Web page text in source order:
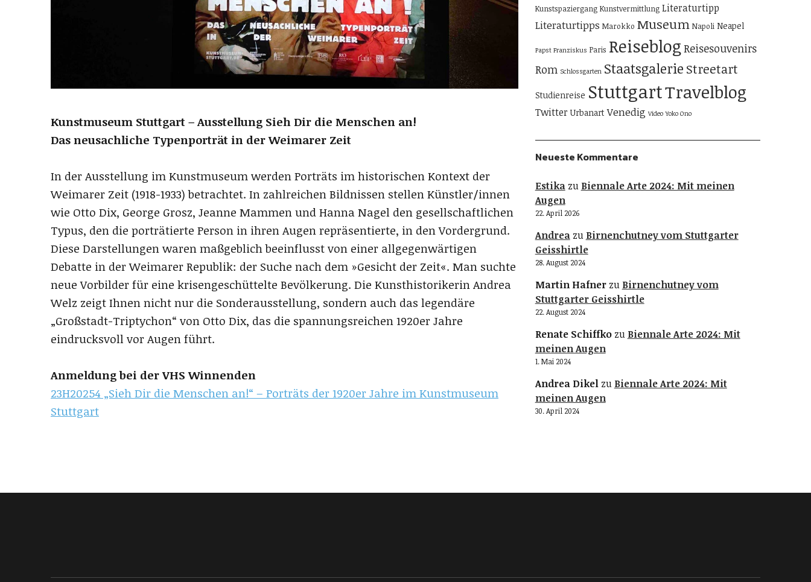
Kunstmuseum Stuttgart – Ausstellung Sieh Dir die Menschen an!
Das neusachliche Typenporträt in der Weimarer Zeit
In der Ausstellung im Kunstmuseum werden Porträts im historischen Kontext der
Weimarer Zeit (1918-1933) betrachtet. In zahlreichen Bildnissen stellen Künstler/innen
wie Otto Dix, George Grosz, Jeanne Mammen und Hanna Nagel den gesellschaftlichen
Typus, den die porträtierte Person in ihren Augen repräsentierte, in den Vordergrund.
Diese Darstellungen waren maßgeblich beeinflusst von einer allgegenwärtigen
Debatte in der Weimarer Republik: der Suche nach dem »Gesicht der Zeit«. Man suchte
neue Vorbilder für eine krisengeschüttelte Bevölkerung. Die Kunsthistorikerin Andrea
Welz zeigt Ihnen nicht nur die Sonderausstellung, sondern auch das legendäre
„Großstadt-Triptychon“ von Otto Dix, das die spannungsreichen 1920er Jahre
eindrucksvoll vor Augen führt.
Anmeldung bei der VHS Winnenden
23H20254 „Sieh Dir die Menschen an!“ – Porträts der 1920er Jahre im Kunstmuseum
Stuttgart
Kunstspaziergang Kunstvermittlung Literaturtipp
Literaturtipps Marokko Museum Napoli Neapel
Papst Franziskus Paris Reiseblog Reisesouvenirs
Rom Schlossgarten Staatsgalerie Streetart
Studienreise StuttgartTravelblog
Twitter Urbanart Venedig Video Yoko Ono
Neueste Kommentare
Estikazu Biennale Arte 2024: Mit meinen
Augen
22. April 2026
Andreazu Birnenchutney vom Stuttgarter
Geisshirtle
28. August 2024
Martin Hafnerzu Birnenchutney vom
Stuttgarter Geisshirtle
22. August 2024
Renate Schiffkozu Biennale Arte 2024: Mit
meinen Augen
1. Mai 2024
Andrea Dikelzu Biennale Arte 2024: Mit
meinen Augen
30. April 2024